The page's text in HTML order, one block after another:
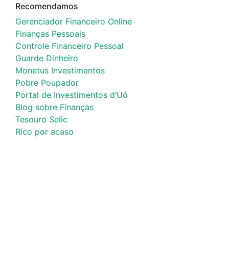
Recomendamos
Gerenciador Financeiro Online
Finanças Pessoais
Controle Financeiro Pessoal
Guarde Dinheiro
Monetus Investimentos
Pobre Poupador
Portal de Investimentos d’Uó
Blog sobre Finanças
Tesouro Selic
Rico por acaso